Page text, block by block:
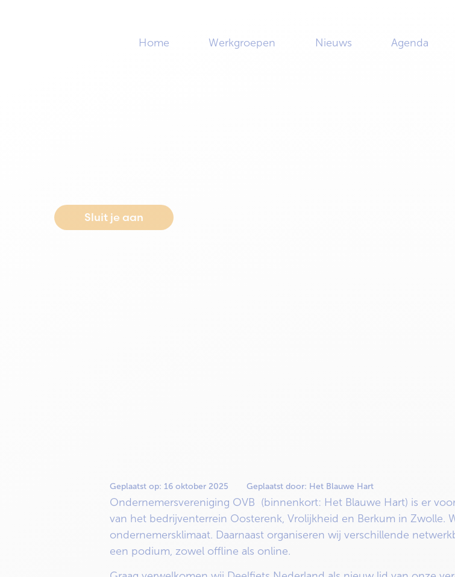
Home Werkgroepen Nieuws Agenda
Sluit je aan
Geplaatst op: 16 oktober 2025 Geplaatst door: Het Blauwe Hart
Ondernemersvereniging OVB (binnenkort: Het Blauwe Hart) is er
van het bedrijventerrein Oosterenk, Vrolijkheid en Berkum in Zwolle.
ondernemersklimaat. Daarnaast organiseren wij verschillende
een podium, zowel offline als online.